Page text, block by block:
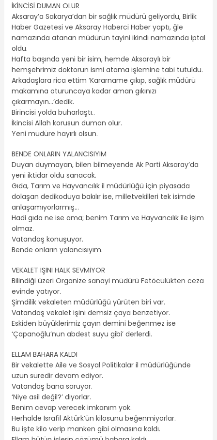
İKİNCİSİ DUMAN OLUR
Aksaray’a Sakarya’dan bir sağlık müdürü geliyordu, Birlik
Haber Gazetesi ve Aksaray Haberci Haber yaptı, ğle
namazında atanan müdürün tayini ikindi namazında iptal
oldu.
Hafta başında yeni bir isim, hemde Aksaraylı bir
hemşehrimiz doktorun ismi atama işlemine tabi tutuldu.
Arkadaşlara rica ettim ‘Kararname çıkıp, sağlık müdürü
makamına oturuncaya kadar aman gıkınızı
çıkarmayın…’dedik.
Birincisi yolda buharlaştı..
İkincisi Allah korusun duman olur.
Yeni müdüre hayırlı olsun.
BENDE ONLARIN YALANCISIYIM
Duyan duymayan, bilen bilmeyende Ak Parti Aksaray’da
yeni iktidar oldu sanacak.
Gıda, Tarım ve Hayvancılık il müdürlüğü için piyasada
dolaşan dedikoduya bakılır ise, milletvekilleri tek isimde
anlaşamıyorlarmış…
Hadi gıda ne ise ama; benim Tarım ve Hayvancılık ile işim
olmaz.
Vatandaş konuşuyor.
Bende onların yalancısıyım.
VEKALET İŞİNİ HALK SEVMİYOR
Bilindiği üzeri Organize sanayi müdürü Fetöcülükten ceza
evinde yatıyor.
Şimdilik vekaleten müdürlüğü yürüten biri var.
Vatandaş vekalet işini demsiz çaya benzetiyor.
Eskiden büyüklerimiz çayın demini beğenmez ise
‘Çapanoğlu’nun abdest suyu gibi’ derlerdi.
ELLAM BAHARA KALDI
Bir vekalette Aile ve Sosyal Politikalar il müdürlüğünde
uzun süredir devam ediyor.
Vatandaş bana soruyor.
‘Niye asil değil?’ diyorlar.
Benim cevap verecek imkanım yok.
Herhalde İsrafil Aktürk’ün kilosunu beğenmiyorlar.
Bu işte kilo verip manken gibi olmasına kaldı.